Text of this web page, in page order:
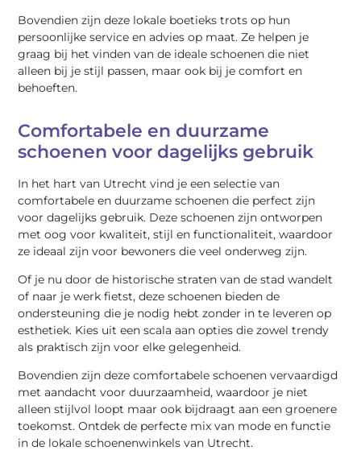
Bovendien zijn deze lokale boetieks trots op hun
persoonlijke service en advies op maat. Ze helpen je
graag bij het vinden van de ideale schoenen die niet
alleen bij je stijl passen, maar ook bij je comfort en
behoeften.
Comfortabele en duurzame
schoenen voor dagelijks gebruik
In het hart van Utrecht vind je een selectie van
comfortabele en duurzame schoenen die perfect zijn
voor dagelijks gebruik. Deze schoenen zijn ontworpen
met oog voor kwaliteit, stijl en functionaliteit, waardoor
ze ideaal zijn voor bewoners die veel onderweg zijn.
Of je nu door de historische straten van de stad wandelt
of naar je werk fietst, deze schoenen bieden de
ondersteuning die je nodig hebt zonder in te leveren op
esthetiek. Kies uit een scala aan opties die zowel trendy
als praktisch zijn voor elke gelegenheid.
Bovendien zijn deze comfortabele schoenen vervaardigd
met aandacht voor duurzaamheid, waardoor je niet
alleen stijlvol loopt maar ook bijdraagt aan een groenere
toekomst. Ontdek de perfecte mix van mode en functie
in de lokale schoenenwinkels van Utrecht.